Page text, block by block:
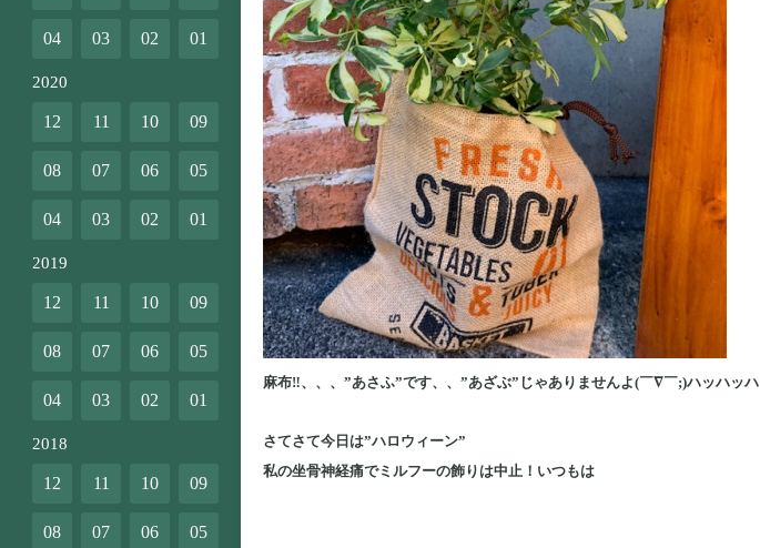
麻布‼、、、”あさふ”です、、”あざぶ”じゃありませんよ(￣∇￣;)ハッハッハ
さてさて今日は”ハロウィーン”
私の坐骨神経痛でミルフーの飾りは中止！いつもは
04 03 02 01
2020
12 11 10 09
08 07 06 05
04 03 02 01
2019
12 11 10 09
08 07 06 05
04 03 02 01
2018
12 11 10 09
08 07 06 05